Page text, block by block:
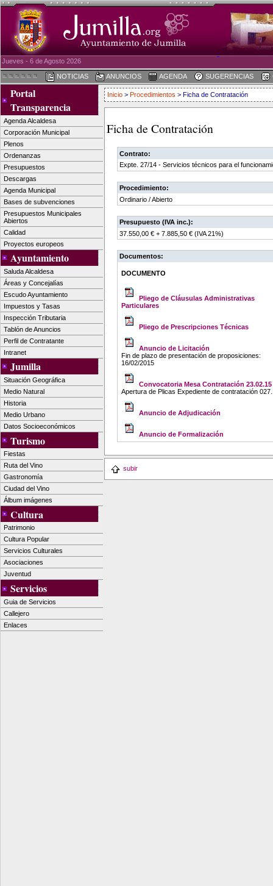
Jueves - 6 de Agosto 2026
NOTICIAS ANUNCIOS AGENDA SUGERENCIAS
Portal
Transparencia
Agenda Alcaldesa
Corporación Municipal
Plenos
Ordenanzas
Presupuestos
Descargas
Agenda Municipal
Bases de subvenciones
Presupuestos Municipales
Abiertos
Calidad
Proyectos europeos
Ayuntamiento
Saluda Alcaldesa
Áreas y Concejalías
Escudo Ayuntamiento
Impuestos y Tasas
Inspección Tributaria
Tablón de Anuncios
Perfil de Contratante
Intranet
Jumilla
Situación Geográfica
Medio Natural
Historia
Medio Urbano
Datos Socioeconómicos
Turismo
Fiestas
Ruta del Vino
Gastronomía
Ciudad del Vino
Álbum imágenes
Cultura
Patrimonio
Cultura Popular
Servicios Culturales
Asociaciones
Juventud
Servicios
Guia de Servicios
Callejero
Enlaces
Inicio > Procedimientos > Ficha de Contratación
Ficha de Contratación
Contrato:
Expte. 27/14 - Servicios técnicos para el
Procedimiento:
Ordinario / Abierto
Presupuesto (IVA inc.):
37.550,00 € + 7.885,50 € (IVA 21%)
Documentos:
DOCUMENTO
Pliego de Cláusulas Administrativas
Particulares
Pliego de Prescripciones Técnicas
Anuncio de Licitación
Fin de plazo de presentación de proposiciones:
16/02/2015
Convocatoria Mesa Contratación 23.02.15
Apertura de Plicas Expediente de contratación
Anuncio de Adjudicación
Anuncio de Formalización
subir